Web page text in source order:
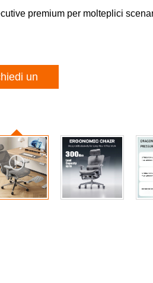
premium per molteplici
un